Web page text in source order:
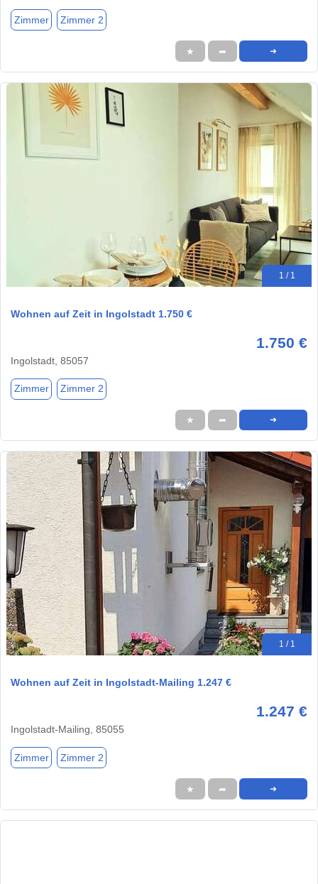
Zimmer Zimmer 2
★ ➦ ➜
1 / 1
Wohnen auf Zeit in Ingolstadt 1.750 €
1.750 €
Ingolstadt, 85057
Zimmer Zimmer 2
★ ➦ ➜
1 / 1
Wohnen auf Zeit in Ingolstadt-Mailing 1.247 €
1.247 €
Ingolstadt-Mailing, 85055
Zimmer Zimmer 2
★ ➦ ➜